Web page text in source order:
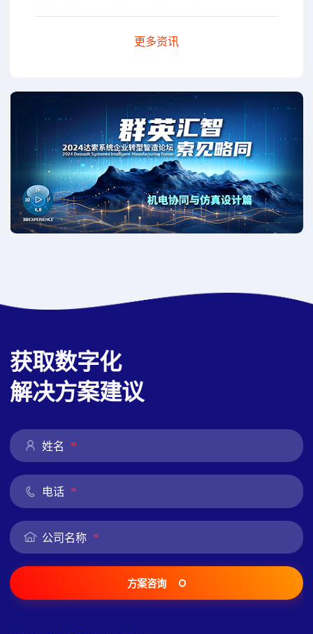
更多资讯
获取数字化
解决方案建议
姓名 *
电话 *
公司名称 *
方案咨询